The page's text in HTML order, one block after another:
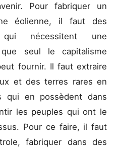
Pour fabriquer un
éolienne, il faut des
qui nécessitent une
seul le capitalisme
fournir. Il faut extraire
et des terres rares en
qui en possèdent dans
les peuples qui ont le
Pour ce faire, il faut
fabriquer dans des